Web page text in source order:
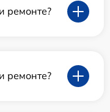
ремонте?
ремонте?